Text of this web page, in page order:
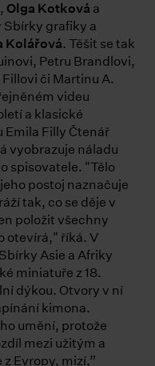
Olga Kotková a
Sbírky grafiky a
Kolářová. Těšit se tak
Petru Brandlovi,
či Martinu A.
videu
a klasické
Emila Filly Čtenář
vyobrazuje náladu
spisovatele. "Tělo
postoj naznačuje
tak, co se děje v
položit všechny
otevírá," říká. V
Asie a Afriky
miniatuře z 18.
dýkou. Otvory v ní
kimona.
umění, protože
mezi užitým a
Evropy, mizí,”